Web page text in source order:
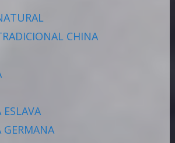
CHINA